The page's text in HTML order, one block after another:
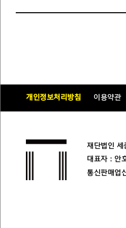
개인정보처리방침 이용약관
재단법인 세
대표자 : 안
통신판매업